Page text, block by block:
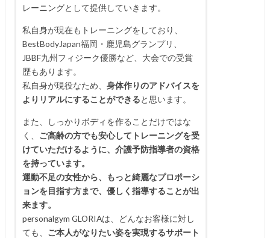
レーニングとして提供していきます。
私自身が現在もトレーニングをしており、
BestBodyJapan福岡・鹿児島グランプリ、
JBBF九州フィジーク優勝など、大会での受賞
歴もあります。
私自身が現役なため、 身体作りのアドバイスを
よりリアルにすることができると思います。
また、しっかりボディを作ることだけではな
く、 ご高齢の方でも安心してトレーニングを受
けていただけるように、介護予防指導者の資格
を持っています。
運動不足の女性から、もっと綺麗なプロポーシ
ョンを目指す方まで、優しく指導することが出
来ます。
personalgym GLORIAは、どんなお客様に対し
ても、 ご本人がなりたい姿を実現するサポート